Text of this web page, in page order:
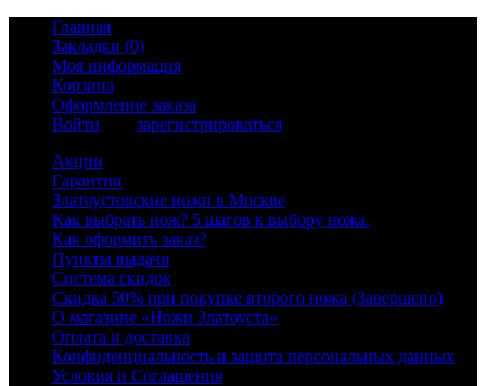
Главная
Закладки (0)
Моя информация
Корзина
Оформление заказа
Войти
зарегистрироваться
Акции
Гарантии
Златоустовские ножи в Москве
Как выбрать нож? 5 шагов к выбору ножа.
Как оформить заказ?
Пункты выдачи
Система скидок
Скидка 50% при покупке второго ножа (Завершено)
О магазине «Ножи Златоуста»
Оплата и доставка
Конфиденциальность и защита персональных данных
Условия и Соглашения